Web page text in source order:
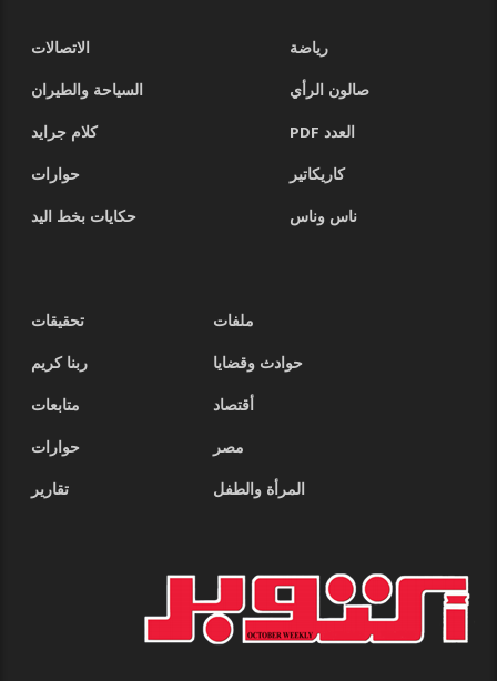
رياضة
الاتصالات
صالون الرأي
السياحة والطيران
العدد PDF
كلام جرايد
كاريكاتير
حوارات
ناس وناس
حكايات بخط اليد
ملفات
تحقيقات
حوادث وقضايا
ربنا كريم
أقتصاد
متابعات
مصر
حوارات
المرأة والطفل
تقارير